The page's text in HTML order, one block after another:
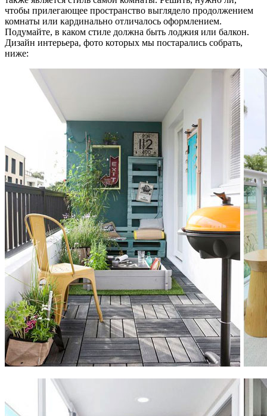
чтобы прилегающее пространство выглядело продолжением
комнаты или кардинально отличалось оформлением.
Подумайте, в каком стиле должна быть лоджия или балкон.
Дизайн интерьера, фото которых мы постарались собрать,
ниже: